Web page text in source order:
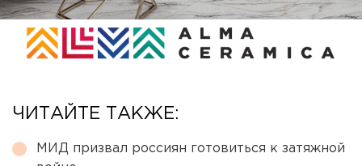
ЧИТАЙТЕ ТАКЖЕ:
МИД призвал россиян готовиться к затяжной